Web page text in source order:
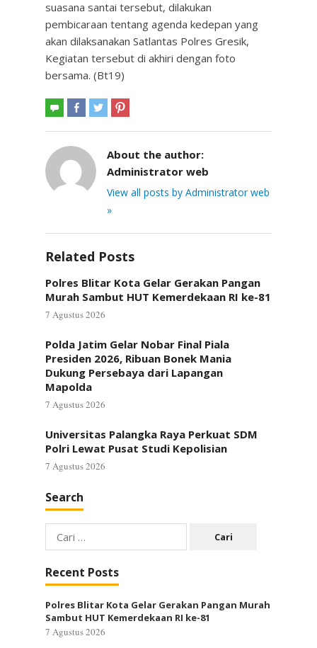
suasana santai tersebut, dilakukan
pembicaraan tentang agenda kedepan yang
akan dilaksanakan Satlantas Polres Gresik,
Kegiatan tersebut di akhiri dengan foto
bersama. (Bt19)
About the author:
Administrator web
View all posts by Administrator web
»
Related Posts
Polres Blitar Kota Gelar Gerakan Pangan
Murah Sambut HUT Kemerdekaan RI ke-81
7 Agustus 2026
Polda Jatim Gelar Nobar Final Piala
Presiden 2026, Ribuan Bonek Mania
Dukung Persebaya dari Lapangan
Mapolda
7 Agustus 2026
Universitas Palangka Raya Perkuat SDM
Polri Lewat Pusat Studi Kepolisian
7 Agustus 2026
Search
Cari
untuk:
Recent Posts
Polres Blitar Kota Gelar Gerakan Pangan Murah
Sambut HUT Kemerdekaan RI ke-81
7 Agustus 2026